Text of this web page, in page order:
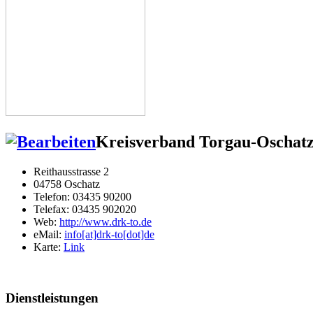
Kreisverband Torgau-
Reithausstrasse 2
04758 Oschatz
Telefon: 03435 90200
Telefax: 03435 902020
Web: http://www.drk-to.de
eMail: info[at]drk-to[dot]de
Karte: Link
Dienstleistungen